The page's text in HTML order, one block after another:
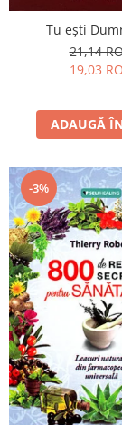
Tu eşti
21,14
19,03
ADAUGĂ
-3%